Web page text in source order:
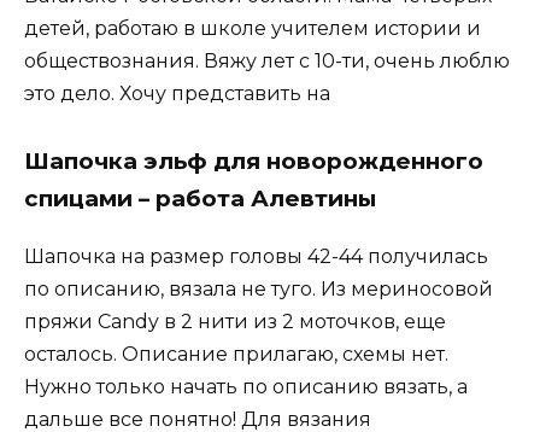
детей, работаю в школе учителем истории и
обществознания. Вяжу лет с 10-ти, очень люблю
это дело. Хочу представить на
Шапочка эльф для новорожденного
спицами – работа Алевтины
Шапочка на размер головы 42-44 получилась
по описанию, вязала не туго. Из мериносовой
пряжи Candy в 2 нити из 2 моточков, еще
осталось. Описание прилагаю, схемы нет.
Нужно только начать по описанию вязать, а
дальше все понятно! Для вязания